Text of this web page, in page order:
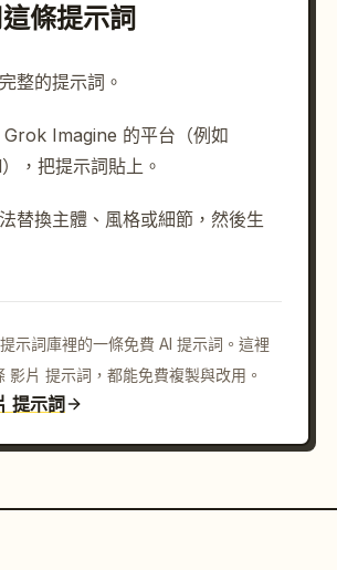
條提示詞
整的提示詞。
Grok Imagine 的平台（例如
，把提示詞貼上。
替換主體、風格或細節，然後生
示詞庫裡的一條免費 AI 提示詞。這裡
影片 提示詞，都能免費複製與改用。
提示詞